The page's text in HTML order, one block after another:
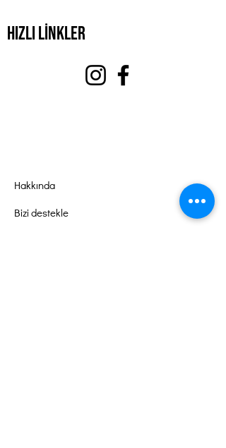
Hızlı Linkler
Hakkında
Bizi destekle